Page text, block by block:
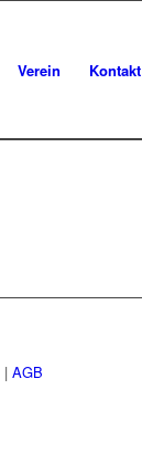
Verein Kontakt
|AGB